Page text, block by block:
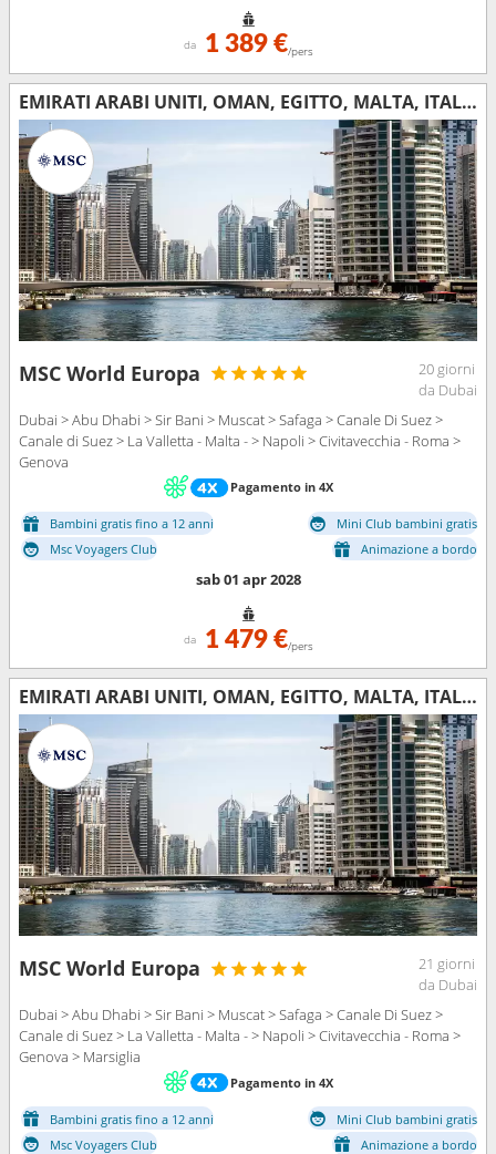
da 1 389 €/pers
EMIRATI ARABI UNITI, OMAN, EGITTO, MALTA, ITALIA
MSC World Europa
20 giorni
da Dubai
Dubai > Abu Dhabi > Sir Bani > Muscat > Safaga > Canale Di Suez >
Canale di Suez > La Valletta - Malta - > Napoli > Civitavecchia - Roma >
Genova
Pagamento in 4X
Bambini gratis fino a 12 anni
Mini Club bambini gratis
Msc Voyagers Club
Animazione a bordo
sab 01 apr 2028
da 1 479 €/pers
EMIRATI ARABI UNITI, OMAN, EGITTO, MALTA, ITALIA, FRANCIA
MSC World Europa
21 giorni
da Dubai
Dubai > Abu Dhabi > Sir Bani > Muscat > Safaga > Canale Di Suez >
Canale di Suez > La Valletta - Malta - > Napoli > Civitavecchia - Roma >
Genova > Marsiglia
Pagamento in 4X
Bambini gratis fino a 12 anni
Mini Club bambini gratis
Msc Voyagers Club
Animazione a bordo